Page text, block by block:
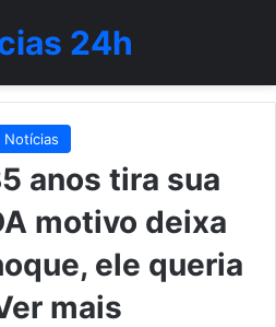
24h
Notícias
anos tira sua
motivo deixa
ele queria
mais